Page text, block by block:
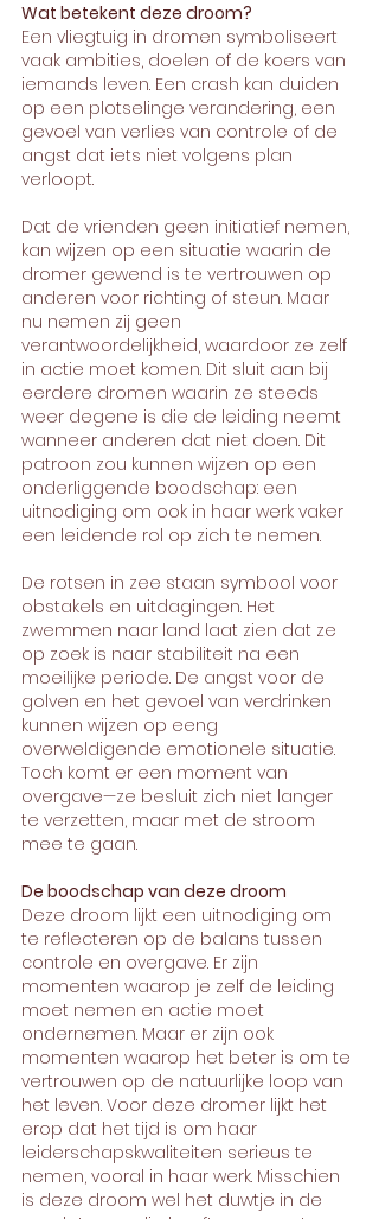
Wat betekent deze droom?
Een vliegtuig in dromen symboliseert
vaak ambities, doelen of de koers van
iemands leven. Een crash kan duiden
op een plotselinge verandering, een
gevoel van verlies van controle of de
angst dat iets niet volgens plan
verloopt.
Dat de vrienden geen initiatief nemen,
kan wijzen op een situatie waarin de
dromer gewend is te vertrouwen op
anderen voor richting of steun. Maar
nu nemen zij geen
verantwoordelijkheid, waardoor ze zelf
in actie moet komen. Dit sluit aan bij
eerdere dromen waarin ze steeds
weer degene is die de leiding neemt
wanneer anderen dat niet doen. Dit
patroon zou kunnen wijzen op een
onderliggende boodschap: een
uitnodiging om ook in haar werk vaker
een leidende rol op zich te nemen.
De rotsen in zee staan symbool voor
obstakels en uitdagingen. Het
zwemmen naar land laat zien dat ze
op zoek is naar stabiliteit na een
moeilijke periode. De angst voor de
golven en het gevoel van verdrinken
kunnen wijzen op eeng
overweldigende emotionele situatie.
Toch komt er een moment van
overgave—ze besluit zich niet langer
te verzetten, maar met de stroom
mee te gaan.
De boodschap van deze droom
Deze droom lijkt een uitnodiging om
te reflecteren op de balans tussen
controle en overgave. Er zijn
momenten waarop je zelf de leiding
moet nemen en actie moet
ondernemen. Maar er zijn ook
momenten waarop het beter is om te
vertrouwen op de natuurlijke loop van
het leven. Voor deze dromer lijkt het
erop dat het tijd is om haar
leiderschapskwaliteiten serieus te
nemen, vooral in haar werk. Misschien
is deze droom wel het duwtje in de